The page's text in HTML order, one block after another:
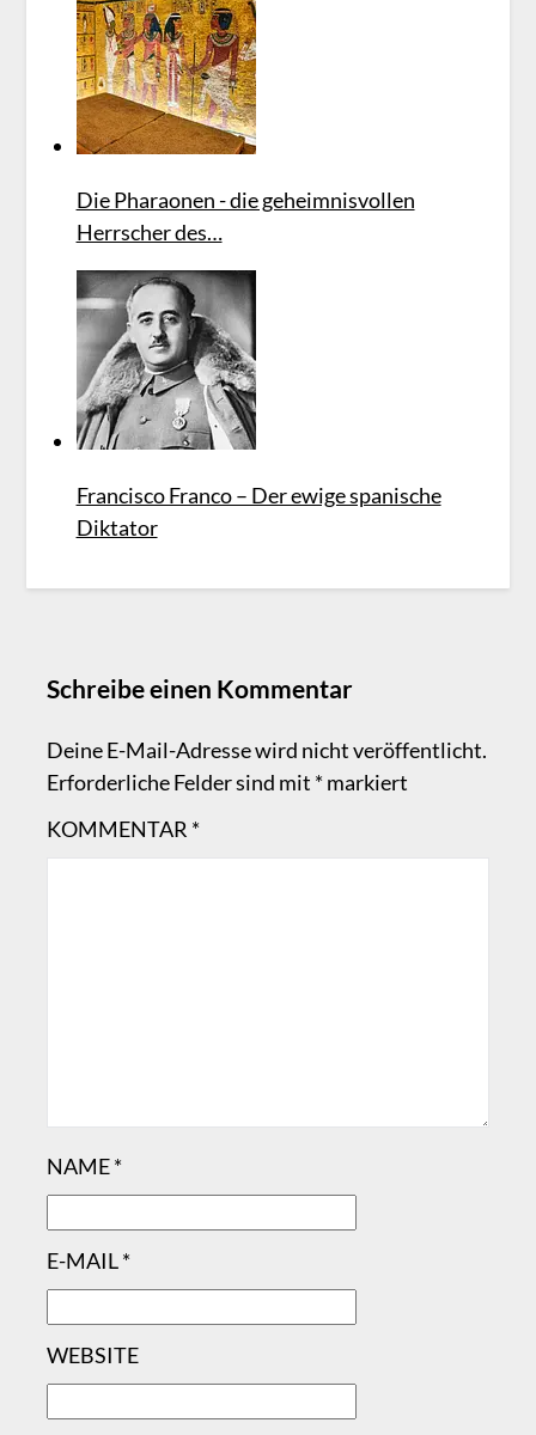
Die Pharaonen - die geheimnisvollen
Herrscher des…
Francisco Franco – Der ewige spanische
Diktator
Schreibe einen Kommentar
Deine E-Mail-Adresse wird nicht veröffentlicht.
Erforderliche Felder sind mit *markiert
KOMMENTAR *
NAME*
E-MAIL*
WEBSITE